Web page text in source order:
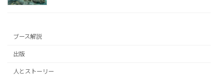
ブース解説
出版
人とストーリー